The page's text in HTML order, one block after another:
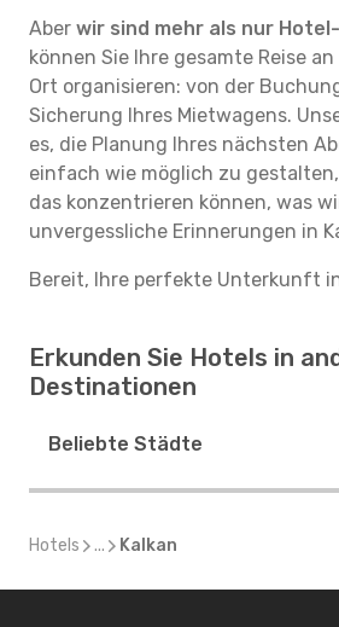
Aber wir sind mehr als nur
können Sie Ihre gesamte Reise
Ort organisieren: von der
Sicherung Ihres Mietwagens.
es, die Planung Ihres nächsten
einfach wie möglich zu
das konzentrieren können, was
unvergessliche Erinnerungen in
Bereit, Ihre perfekte Unterkunft
Erkunden Sie Hotels in
Destinationen
Beliebte Städte
Hotels ... Kalkan